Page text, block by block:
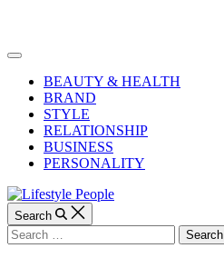
Off
CanvasBEAUTY & HEALTH
BRAND
STYLE
RELATIONSHIP
BUSINESS
PERSONALITY
Search
Search
for: